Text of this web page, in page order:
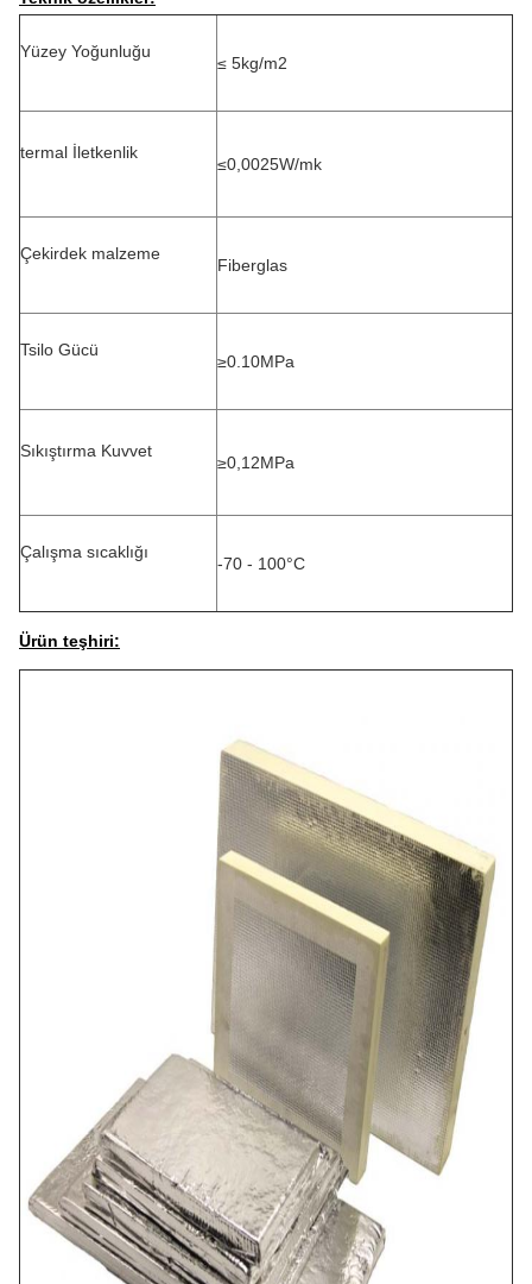
Yüzey Yoğunluğu
≤ 5kg/m2
termal İletkenlik
≤0,0025W/mk
Çekirdek malzeme
Fiberglas
Tsilo Gücü
≥0.10MPa
Sıkıştırma Kuvvet
≥0,12MPa
Çalışma sıcaklığı
-70 - 100°C
Ürün teşhiri: